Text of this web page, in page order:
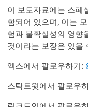
이 보도자료에는 스페
함되어 있으며, 이는
험과 불확실성의 영
것이라는 보장은 있을
엑스에서 팔로우하기:
스탁트윗에서 팔로우